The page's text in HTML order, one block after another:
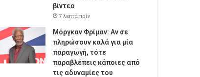
βίντεο
7 λεπτά πρίν
Μόργκαν Φρίμαν: Αν σε
πληρώσουν καλά για μία
παραγωγή, τότε
παραβλέπεις κάποιες από
τις αδυναμίες του